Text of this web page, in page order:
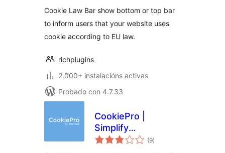
Cookie Law Bar show bottom or top bar
to inform users that your website uses
cookie according to EU law.
richplugins
2.000+ instalacións activas
Probado con 4.7.33
CookiePro |
Simplify
Compliance with
(9valoracións
totais
)